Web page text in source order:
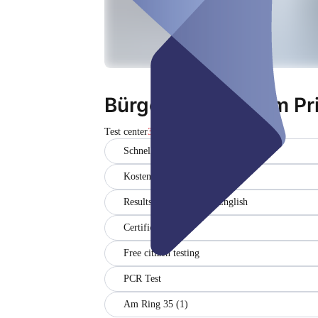
Bürgertestzentrum
Test centerЗакрито
Schnelltest
Kostenpflichtiger PCR - Test
Results in German and English
Certificate
Free citizen testing
PCR Test
Am Ring 35 (1)